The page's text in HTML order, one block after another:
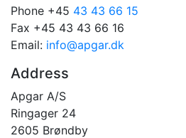
Phone +45 43 43 66 15
Fax +45 43 43 66 16
Email: info@apgar.dk
Address
Apgar A/S
Ringager 24
2605 Brøndby